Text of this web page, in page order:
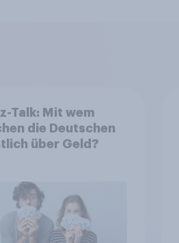
Talk: Mit wem
die Deutschen
über Geld?